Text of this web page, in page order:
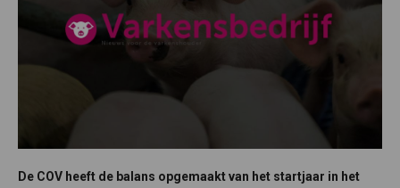
De COV heeft de balans opgemaakt van het startjaar in het